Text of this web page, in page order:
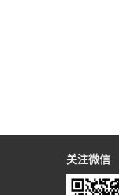
关注微信